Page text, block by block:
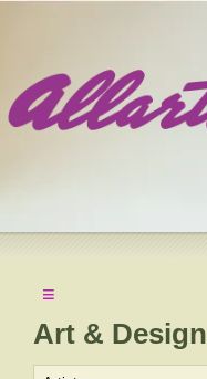
≡
Art & Design